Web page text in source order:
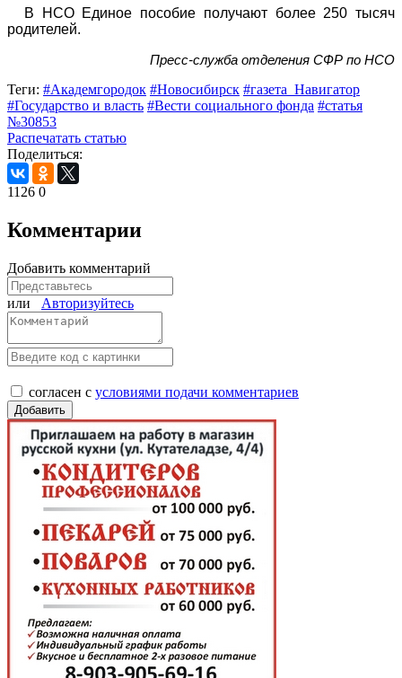
В НСО Единое пособие получают более 250 тысяч
родителей.
Пресс-служба отделения СФР по НСО
Теги: #Академгородок #Новосибирск #газета_Навигатор
#Государство и власть #Вести социального фонда #статья
№30853
Распечатать статью
Поделиться:
1126 0
Комментарии
Добавить комментарий
или Авторизуйтесь
согласен с условиями подачи комментариев